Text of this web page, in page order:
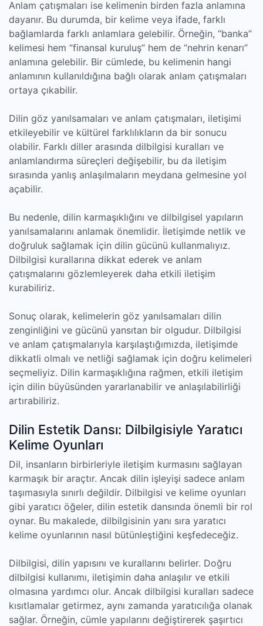
Anlam çatışmaları ise kelimenin birden fazla anlamına
dayanır. Bu durumda, bir kelime veya ifade, farklı
bağlamlarda farklı anlamlara gelebilir. Örneğin, “banka”
kelimesi hem “finansal kuruluş” hem de “nehrin kenarı”
anlamına gelebilir. Bir cümlede, bu kelimenin hangi
anlamının kullanıldığına bağlı olarak anlam çatışmaları
ortaya çıkabilir.
Dilin göz yanılsamaları ve anlam çatışmaları, iletişimi
etkileyebilir ve kültürel farklılıkların da bir sonucu
olabilir. Farklı diller arasında dilbilgisi kuralları ve
anlamlandırma süreçleri değişebilir, bu da iletişim
sırasında yanlış anlaşılmaların meydana gelmesine yol
açabilir.
Bu nedenle, dilin karmaşıklığını ve dilbilgisel yapıların
yanılsamalarını anlamak önemlidir. İletişimde netlik ve
doğruluk sağlamak için dilin gücünü kullanmalıyız.
Dilbilgisi kurallarına dikkat ederek ve anlam
çatışmalarını gözlemleyerek daha etkili iletişim
kurabiliriz.
Sonuç olarak, kelimelerin göz yanılsamaları dilin
zenginliğini ve gücünü yansıtan bir olgudur. Dilbilgisi
ve anlam çatışmalarıyla karşılaştığımızda, iletişimde
dikkatli olmalı ve netliği sağlamak için doğru kelimeleri
seçmeliyiz. Dilin karmaşıklığına rağmen, etkili iletişim
için dilin büyüsünden yararlanabilir ve anlaşılabilirliği
artırabiliriz.
Dilin Estetik Dansı: Dilbilgisiyle Yaratıcı
Kelime Oyunları
Dil, insanların birbirleriyle iletişim kurmasını sağlayan
karmaşık bir araçtır. Ancak dilin işleyişi sadece anlam
taşımasıyla sınırlı değildir. Dilbilgisi ve kelime oyunları
gibi yaratıcı öğeler, dilin estetik dansında önemli bir rol
oynar. Bu makalede, dilbilgisinin yanı sıra yaratıcı
kelime oyunlarının nasıl bütünleştiğini keşfedeceğiz.
Dilbilgisi, dilin yapısını ve kurallarını belirler. Doğru
dilbilgisi kullanımı, iletişimin daha anlaşılır ve etkili
olmasına yardımcı olur. Ancak dilbilgisi kuralları sadece
kısıtlamalar getirmez, aynı zamanda yaratıcılığa olanak
sağlar. Örneğin, cümle yapılarını değiştirerek şaşırtıcı